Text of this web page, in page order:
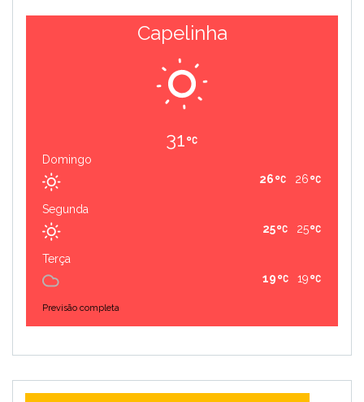
Capelinha
31
Domingo
26
26
Segunda
25
25
Terça
19
19
Previsão completa